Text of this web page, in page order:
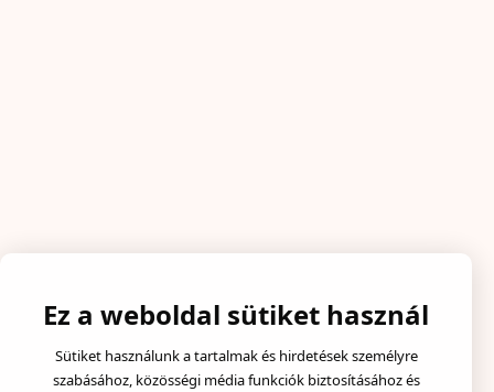
Ez a weboldal sütiket használ
Sütiket használunk a tartalmak és hirdetések személyre
szabásához, közösségi média funkciók biztosításához és